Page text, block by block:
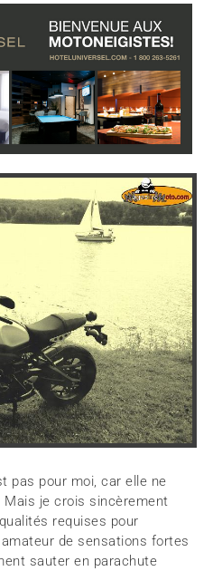
pas pour moi, car elle ne
je crois sincèrement
requises pour
de sensations fortes
sauter en parachute